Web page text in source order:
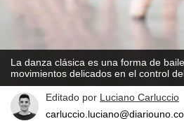
La danza clásica es una forma de
movimientos delicados en el control
Editado por Luciano Carluccio